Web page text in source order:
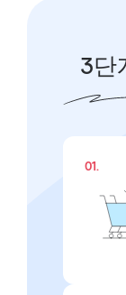
3단
01.